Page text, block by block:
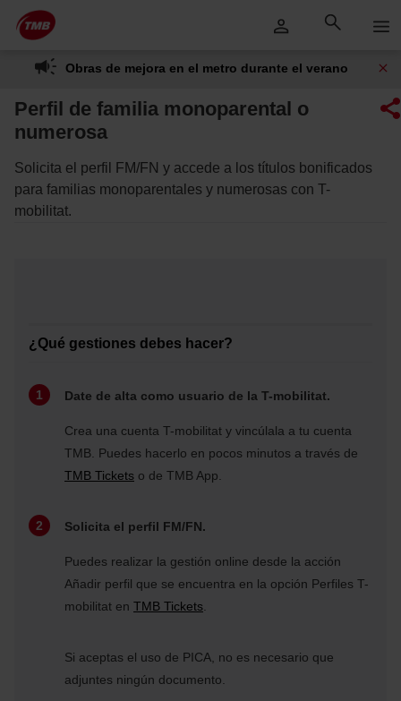
Saltar al contenido principal
Saltar
al
contenido
Obras de mejora en el metro durante el verano
Perfil de familia monoparental o
numerosa
Solicita el perfil FM/FN y accede a los títulos bonificados
para familias monoparentales y numerosas con T-
mobilitat.
¿Qué gestiones debes hacer?
Date de alta como usuario de la T-mobilitat.
Crea una cuenta T-mobilitat y vincúlala a tu cuenta
TMB. Puedes hacerlo en pocos minutos a través de
TMB Tickets o de TMB App.
Solicita el perfil FM/FN.
Puedes realizar la gestión online desde la acción
Añadir perfil que se encuentra en la opción Perfiles T-
mobilitat en TMB Tickets
Si aceptas el uso de PICA, no es necesario que
adjuntes ningún documento.